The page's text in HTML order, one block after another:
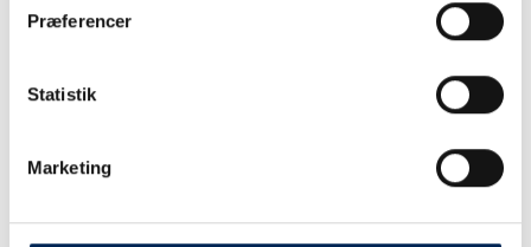
Præferencer
Statistik
Marketing